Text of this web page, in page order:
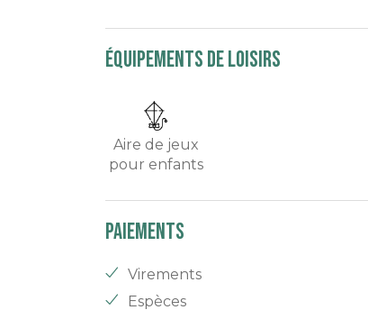
équipements de loisirs
Aire de jeux
pour enfants
Paiements
Virements
Espèces